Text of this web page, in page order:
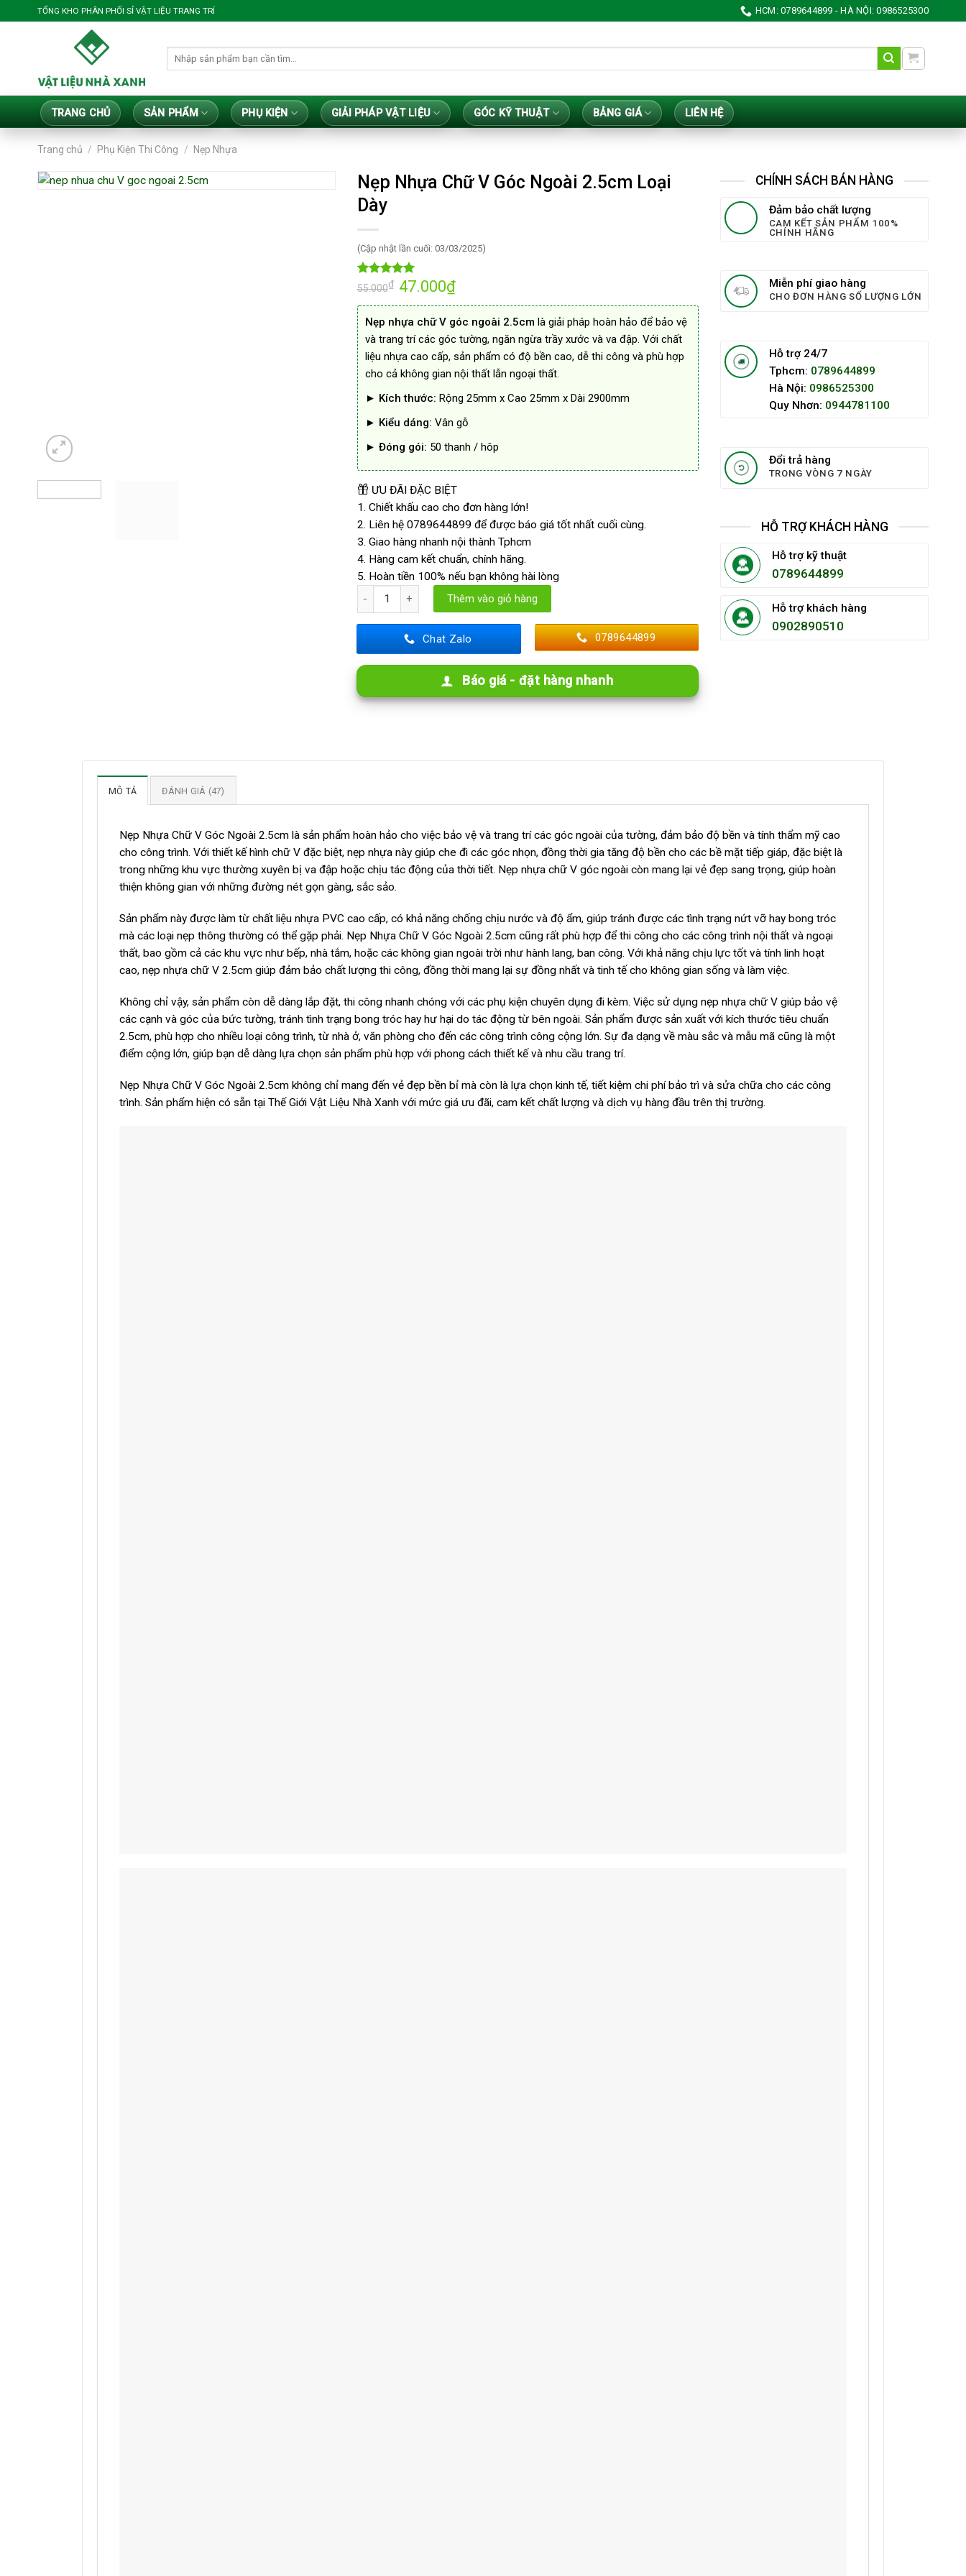
qua
TỔNG KHO PHÂN PHỐI SỈ VẬT LIỆU TRANG TRÍ HCM: 0789644899 - HÀ NỘI: 0986525300
TRANG CHỦ SẢN PHẨM PHỤ KIỆN GIẢI PHÁP VẬT LIỆU GÓC KỸ THUẬT BẢNG GIÁ LIÊN HỆ
Trang chủ / Phụ Kiện Thi Công / Nẹp Nhựa
Nẹp Nhựa Chữ V Góc Ngoài 2.5cm Loại
Dày
(Cập nhật lần cuối: 03/03/2025)
4.96trên 5
47
đánh giá
55.000₫
Giá
gốc
là:
47.000₫Giá
hiện
tại
47.000₫.
Nẹp nhựa chữ V góc ngoài 2.5cm là giải pháp hoàn hảo để bảo vệ
và trang trí các góc tường, ngăn ngừa trầy xước và va đập. Với chất
liệu nhựa cao cấp, sản phẩm có độ bền cao, dễ thi công và phù hợp
cho cả không gian nội thất lẫn ngoại thất.
► Kích thước: Rộng 25mm x Cao 25mm x Dài 2900mm
► Kiểu dáng: Vân gỗ
► Đóng gói: 50 thanh / hôp
ƯU ĐÃI ĐẶC BIỆT
1. Chiết khấu cao cho đơn hàng lớn!
2. Liên hệ 0789644899 để được báo giá tốt nhất cuối cùng.
3. Giao hàng nhanh nội thành Tphcm
4. Hàng cam kết chuẩn, chính hãng.
5. Hoàn tiền 100% nếu bạn không hài lòng
Nẹp Nhựa Chữ V Góc Ngoài 2.5cm Loại Dày số lượng
Thêm vào giỏ hàng
Chat Zalo 0789644899
Báo giá - đặt hàng nhanh
CHÍNH SÁCH BÁN HÀNG
Đảm bảo chất lượng
CAM KẾT SẢN PHẨM 100%
CHÍNH HÃNG
Miễn phí giao hàng
CHO ĐƠN HÀNG SỐ LƯỢNG LỚN
Hỗ trợ 24/7
Tphcm: 0789644899
Hà Nội: 0986525300
Quy Nhơn: 0944781100
Đổi trả hàng
TRONG VÒNG 7 NGÀY
HỖ TRỢ KHÁCH HÀNG
Hỗ trợ kỹ thuật
0789644899
Hỗ trợ khách hàng
0902890510
MÔ TẢ ĐÁNH GIÁ (47)
Nẹp Nhựa Chữ V Góc Ngoài 2.5cm là sản phẩm hoàn hảo cho việc bảo vệ và trang trí các góc ngoài của tường, đảm bảo độ bền và tính thẩm mỹ cao
cho công trình. Với thiết kế hình chữ V đặc biệt, nẹp nhựa này giúp che đi các góc nhọn, đồng thời gia tăng độ bền cho các bề mặt tiếp giáp, đặc biệt là
trong những khu vực thường xuyên bị va đập hoặc chịu tác động của thời tiết. Nẹp nhựa chữ V góc ngoài còn mang lại vẻ đẹp sang trọng, giúp hoàn
thiện không gian với những đường nét gọn gàng, sắc sảo.
Sản phẩm này được làm từ chất liệu nhựa PVC cao cấp, có khả năng chống chịu nước và độ ẩm, giúp tránh được các tình trạng nứt vỡ hay bong tróc
mà các loại nẹp thông thường có thể gặp phải. Nẹp Nhựa Chữ V Góc Ngoài 2.5cm cũng rất phù hợp để thi công cho các công trình nội thất và ngoại
thất, bao gồm cả các khu vực như bếp, nhà tắm, hoặc các không gian ngoài trời như hành lang, ban công. Với khả năng chịu lực tốt và tính linh hoạt
cao, nẹp nhựa chữ V 2.5cm giúp đảm bảo chất lượng thi công, đồng thời mang lại sự đồng nhất và tinh tế cho không gian sống và làm việc.
Không chỉ vậy, sản phẩm còn dễ dàng lắp đặt, thi công nhanh chóng với các phụ kiện chuyên dụng đi kèm. Việc sử dụng nẹp nhựa chữ V giúp bảo vệ
các cạnh và góc của bức tường, tránh tình trạng bong tróc hay hư hại do tác động từ bên ngoài. Sản phẩm được sản xuất với kích thước tiêu chuẩn
2.5cm, phù hợp cho nhiều loại công trình, từ nhà ở, văn phòng cho đến các công trình công cộng lớn. Sự đa dạng về màu sắc và mẫu mã cũng là một
điểm cộng lớn, giúp bạn dễ dàng lựa chọn sản phẩm phù hợp với phong cách thiết kế và nhu cầu trang trí.
Nẹp Nhựa Chữ V Góc Ngoài 2.5cm không chỉ mang đến vẻ đẹp bền bỉ mà còn là lựa chọn kinh tế, tiết kiệm chi phí bảo trì và sửa chữa cho các công
trình. Sản phẩm hiện có sẵn tại Thế Giới Vật Liệu Nhà Xanh với mức giá ưu đãi, cam kết chất lượng và dịch vụ hàng đầu trên thị trường.